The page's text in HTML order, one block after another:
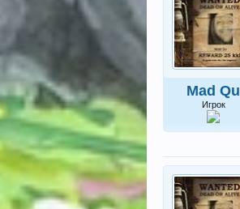
Mad Qu
Игрок